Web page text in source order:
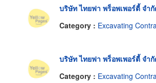
บริษัท ไทยฟา พร็อพเพอร์ตี้ จำ
Category : Excavating
บริษัท ไทยฟา พร็อพเพอร์ตี้ จำ
Category : Excavating